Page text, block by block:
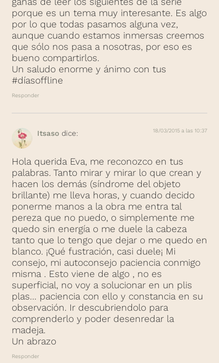
porque es un tema muy interesante. Es algo
por lo que todas pasamos alguna vez,
aunque cuando estamos inmersas creemos
que sólo nos pasa a nosotras, por eso es
bueno compartirlos.
Un saludo enorme y ánimo con tus
#díasoffline
Responder
Itsaso dice: 18/03/2015 a las 10:37
Hola querida Eva, me reconozco en tus
palabras. Tanto mirar y mirar lo que crean y
hacen los demás (síndrome del objeto
brillante) me lleva horas, y cuando decido
ponerme manos a la obra me entra tal
pereza que no puedo, o simplemente me
quedo sin energía o me duele la cabeza
tanto que lo tengo que dejar o me quedo en
blanco. ¡Qué fustración, casi duele¡ Mi
consejo, mi autoconsejo paciencia conmigo
misma . Esto viene de algo , no es
superficial, no voy a solucionar en un plis
plas… paciencia con ello y constancia en su
observación. Ir descubriendolo para
comprenderlo y poder desenredar la
madeja.
Un abrazo
Responder